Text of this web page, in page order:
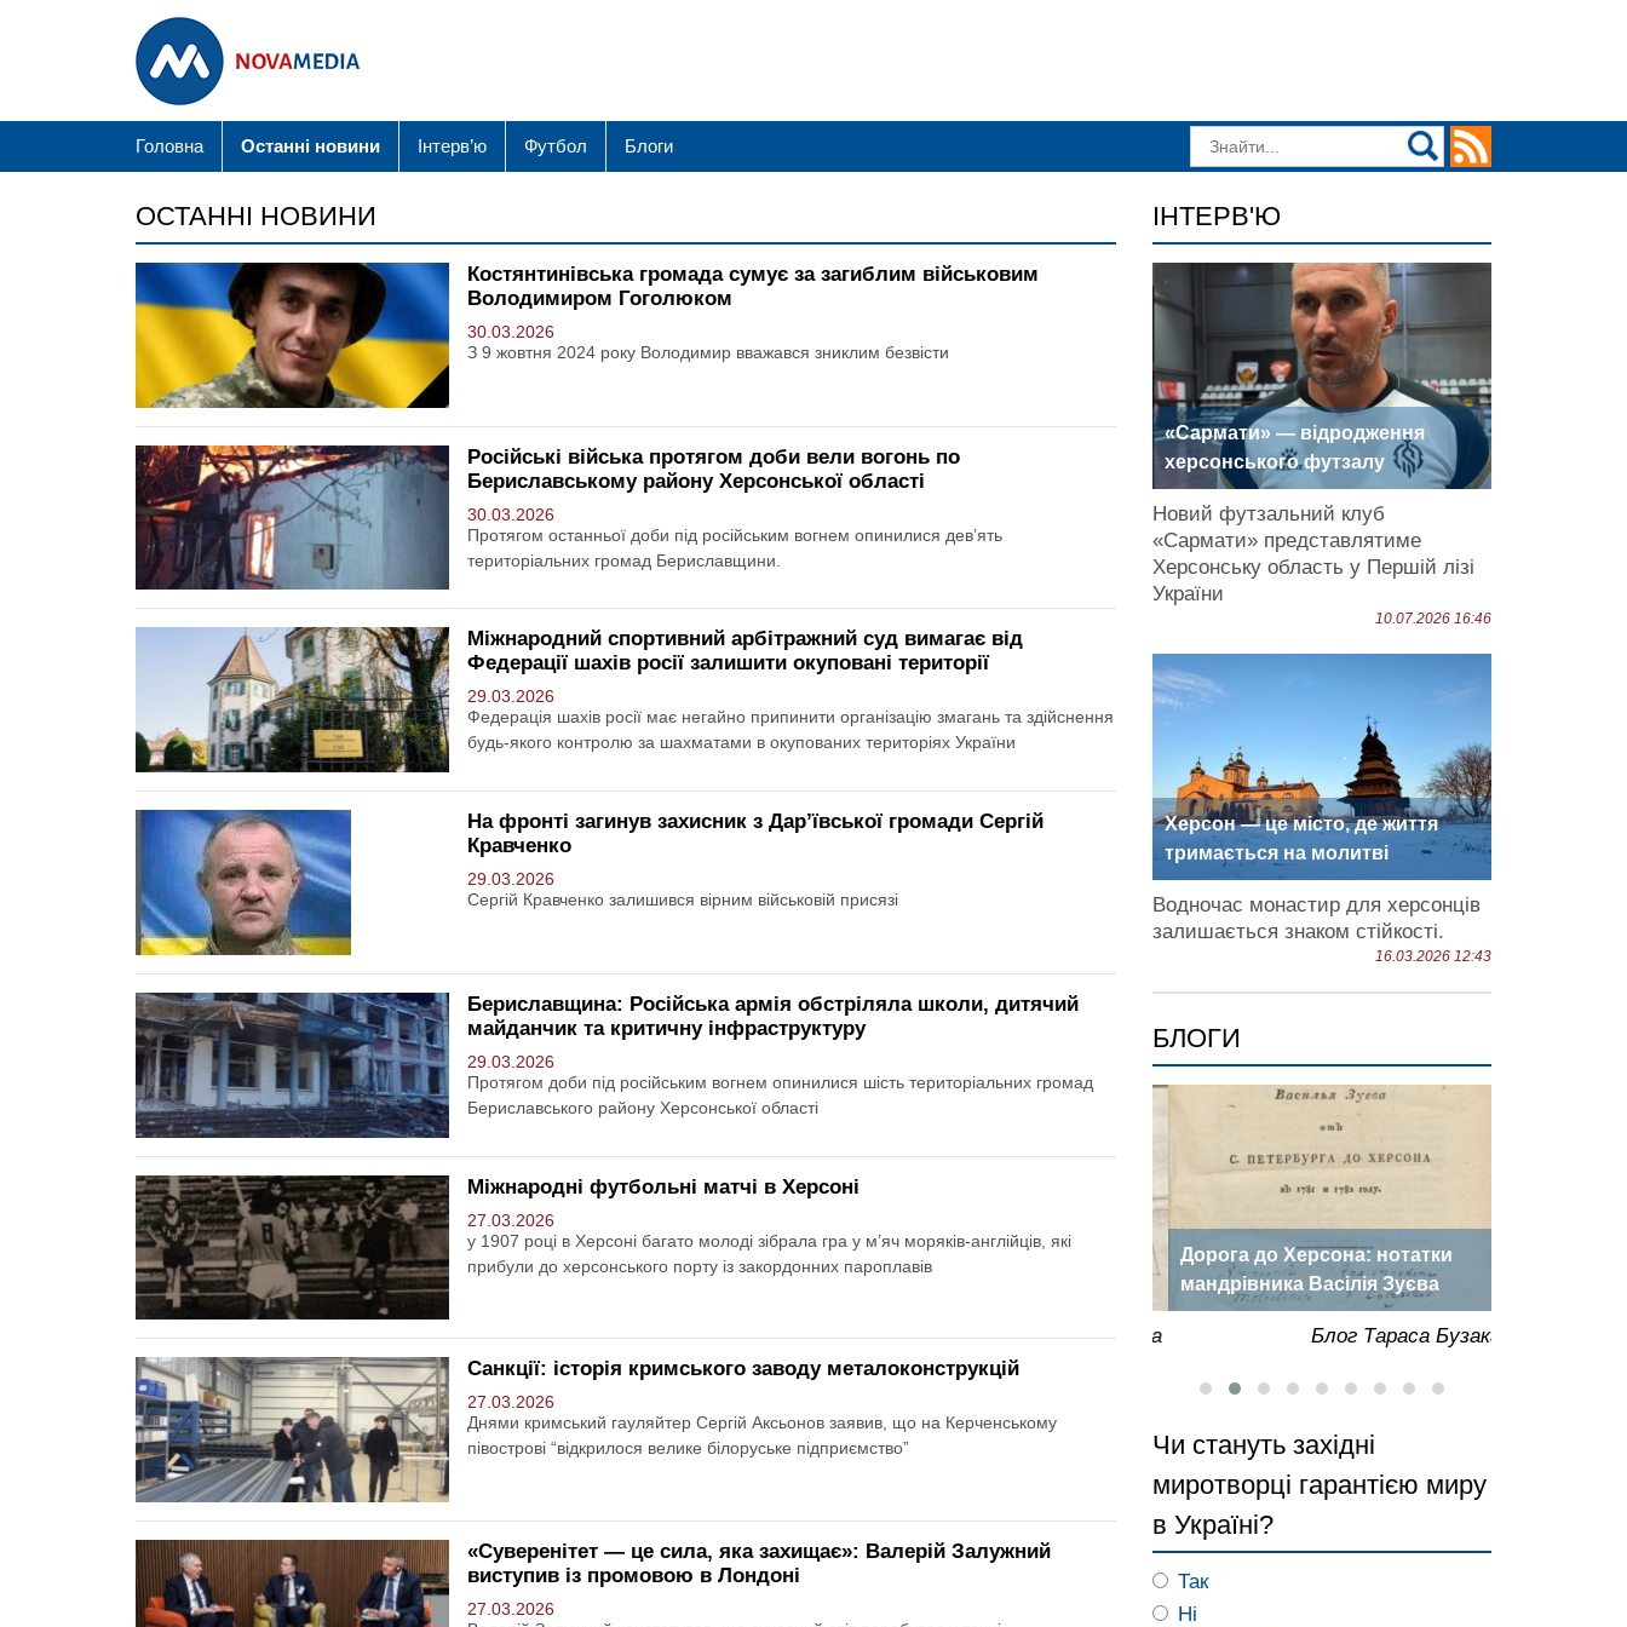
Головна Останні новини Інтерв’ю Футбол Блоги
ОСТАННІ НОВИНИ
Костянтинівська громада сумує за загиблим військовим
Володимиром Гоголюком
30.03.2026
З 9 жовтня 2024 року Володимир вважався зниклим безвісти
Російські війська протягом доби вели вогонь по
Бериславському району Херсонської області
30.03.2026
Протягом останньої доби під російським вогнем опинилися дев’ять
територіальних громад Бериславщини.
Міжнародний спортивний арбітражний суд вимагає від
Федерації шахів росії залишити окуповані території
29.03.2026
Федерація шахів росії має негайно припинити організацію змагань та здійснення
будь-якого контролю за шахматами в окупованих територіях України
На фронті загинув захисник з Дар’ївської громади Сергій
Кравченко
29.03.2026
Сергій Кравченко залишився вірним військовій присязі
Бериславщина: Російська армія обстріляла школи, дитячий
майданчик та критичну інфраструктуру
29.03.2026
Протягом доби під російським вогнем опинилися шість територіальних громад
Бериславського району Херсонської області
Міжнародні футбольні матчі в Херсоні
27.03.2026
у 1907 році в Херсоні багато молоді зібрала гра у м’яч моряків-англійців, які
прибули до херсонського порту із закордонних пароплавів
Санкції: історія кримського заводу металоконструкцій
27.03.2026
Днями кримський гауляйтер Сергій Аксьонов заявив, що на Керченському
півострові “відкрилося велике білоруське підприємство”
«Суверенітет — це сила, яка захищає»: Валерій Залужний
виступив із промовою в Лондоні
27.03.2026
ІНТЕРВ'Ю
«Сармати» — відродження
херсонського футзалу
Новий футзальний клуб
«Сармати» представлятиме
Херсонську область у Першій лізі
України
10.07.2026 16:46
Херсон — це місто, де життя
тримається на молитві
Водночас монастир для херсонців
залишається знаком стійкості.
16.03.2026 12:43
БЛОГИ
Микола Чернявський.
Повернення із забуття
Блог Тараса Бузака
Іван Зубенко — емігрант з
Херсона, який обрав смерть
Блог Тараса Бузака
Дорога до Херсона: нотатки
мандрівника Васілія Зуєва
Блог Тараса Бузака
Чи стануть західні
миротворці гарантією миру
в Україні?
Так
Ні